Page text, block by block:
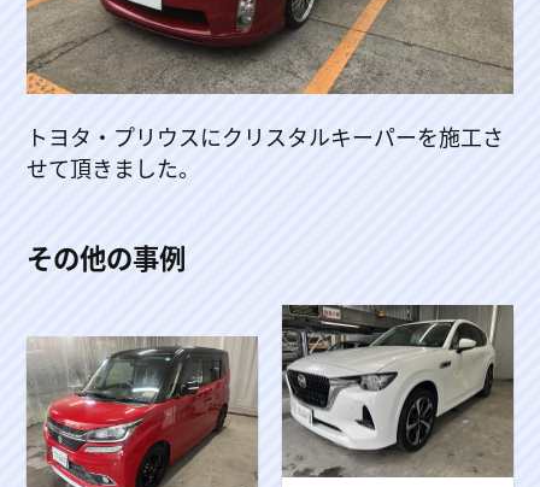
トヨタ・プリウスにクリスタルキーパーを施工さ
せて頂きました。
その他の事例